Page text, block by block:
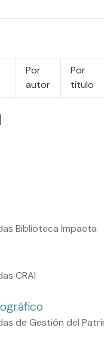
Por
autor
Por
título
Biblioteca Impacta
CRAI
de Gestión del